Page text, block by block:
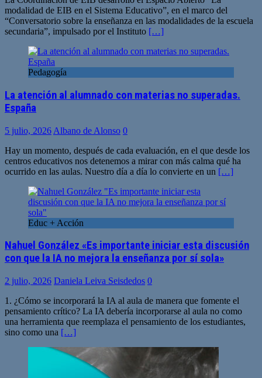
modalidad de EIB en el Sistema Educativo”, en el marco del
“Conversatorio sobre la enseñanza en las modalidades de la escuela
secundaria”, impulsado por el Instituto […]
Pedagogía
La atención al alumnado con materias no superadas.
España
5 julio, 2026 Albano de Alonso 0
Hay un momento, después de cada evaluación, en el que desde los
centros educativos nos detenemos a mirar con más calma qué ha
ocurrido en las aulas. Nuestro día a día lo convierte en un […]
Educ + Acción
Nahuel González «Es importante iniciar esta discusión
con que la IA no mejora la enseñanza por sí sola»
2 julio, 2026 Daniela Leiva Seisdedos 0
1. ¿Cómo se incorporará la IA al aula de manera que fomente el
pensamiento crítico? La IA debería incorporarse al aula no como
una herramienta que reemplaza el pensamiento de los estudiantes,
sino como una […]